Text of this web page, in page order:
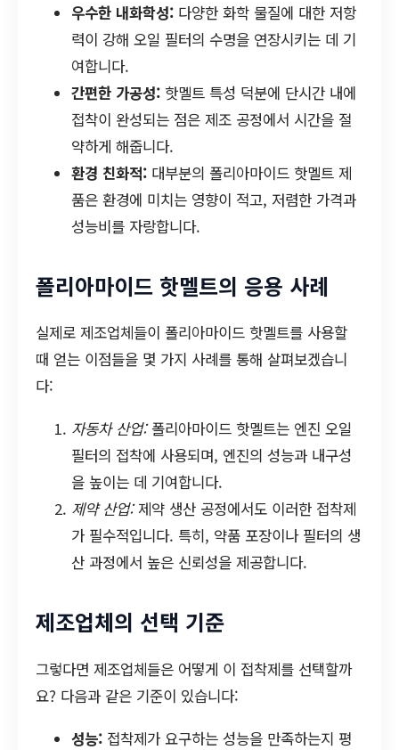
우수한 내화학성: 다양한 화학 물질에 대한 저항
력이 강해 오일 필터의 수명을 연장시키는 데 기
여합니다.
간편한 가공성: 핫멜트 특성 덕분에 단시간 내에
접착이 완성되는 점은 제조 공정에서 시간을 절
약하게 해줍니다.
환경 친화적: 대부분의 폴리아마이드 핫멜트 제
품은 환경에 미치는 영향이 적고, 저렴한 가격과
성능비를 자랑합니다.
폴리아마이드 핫멜트의 응용 사례
실제로 제조업체들이 폴리아마이드 핫멜트를 사용할
때 얻는 이점들을 몇 가지 사례를 통해 살펴보겠습니
다:
자동차 산업:폴리아마이드 핫멜트는 엔진 오일
필터의 접착에 사용되며, 엔진의 성능과 내구성
을 높이는 데 기여합니다.
제약 산업:제약 생산 공정에서도 이러한 접착제
가 필수적입니다. 특히, 약품 포장이나 필터의 생
산 과정에서 높은 신뢰성을 제공합니다.
제조업체의 선택 기준
그렇다면 제조업체들은 어떻게 이 접착제를 선택할까
요? 다음과 같은 기준이 있습니다:
성능: 접착제가 요구하는 성능을 만족하는지 평